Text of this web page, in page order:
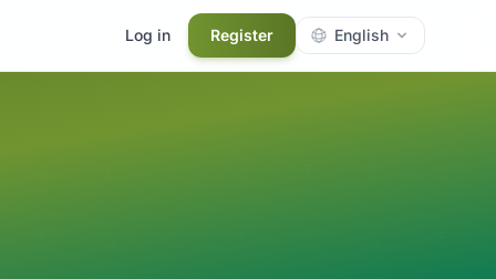
Log in Register English